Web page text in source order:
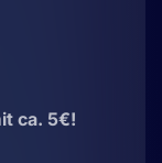
ca. 5€!